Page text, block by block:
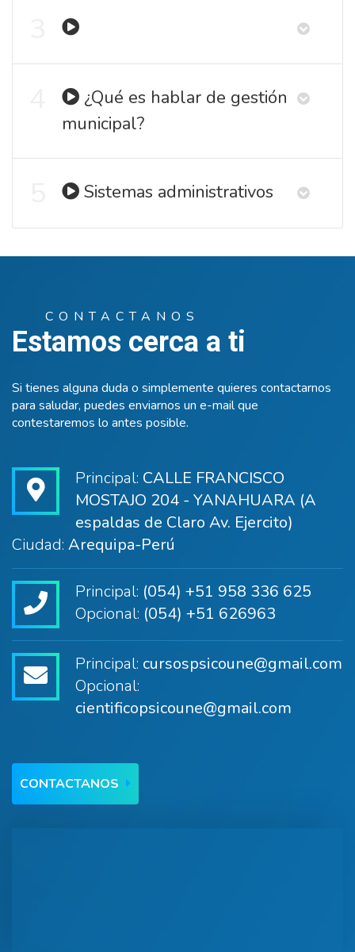
municipal?
Sistemas administrativos
CONTACTANOS
Estamos cerca a ti
Si tienes alguna duda o simplemente quieres contactarnos
para saludar, puedes enviarnos un e-mail que
contestaremos lo antes posible.
Principal: CALLE FRANCISCO
MOSTAJO 204 - YANAHUARA (A
espaldas de Claro Av. Ejercito)
Ciudad: Arequipa-Perú
Principal: (054) +51 958 336 625
Opcional: (054) +51 626963
Principal: cursospsicoune@gmail.com
Opcional:
cientificopsicoune@gmail.com
CONTACTANOS